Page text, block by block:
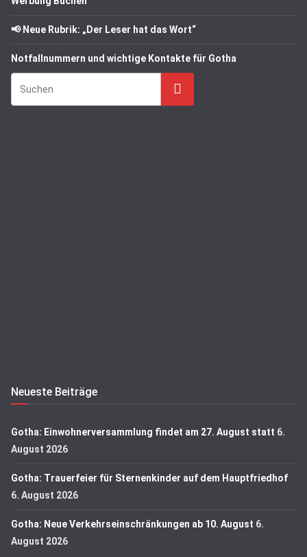
📢 Neue Rubrik: „Der Leser hat das Wort“
Notfallnummern und wichtige Kontakte für Gotha
Suchen
Neueste Beiträge
Gotha: Einwohnerversammlung findet am 27. August statt 6.
August 2026
Gotha: Trauerfeier für Sternenkinder auf dem Hauptfriedhof
6. August 2026
Gotha: Neue Verkehrseinschränkungen ab 10. August 6.
August 2026